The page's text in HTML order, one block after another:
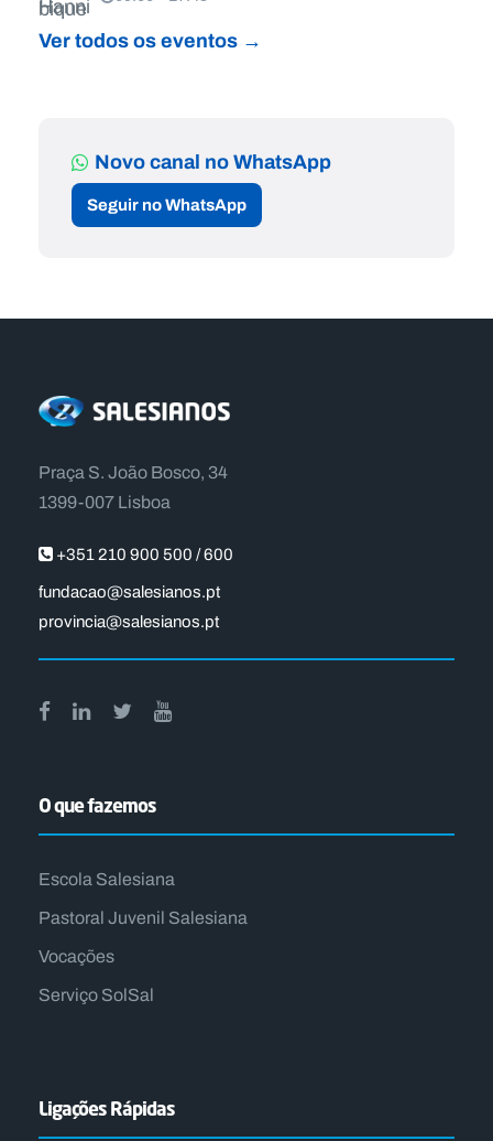
Ver todos os eventos →
Novo canal no WhatsApp
Seguir no WhatsApp
Praça S. João Bosco, 34
1399-007 Lisboa
+351 210 900 500 / 600
fundacao@salesianos.pt
provincia@salesianos.pt
O que fazemos
Escola Salesiana
Pastoral Juvenil Salesiana
Vocações
Serviço SolSal
Ligações Rápidas